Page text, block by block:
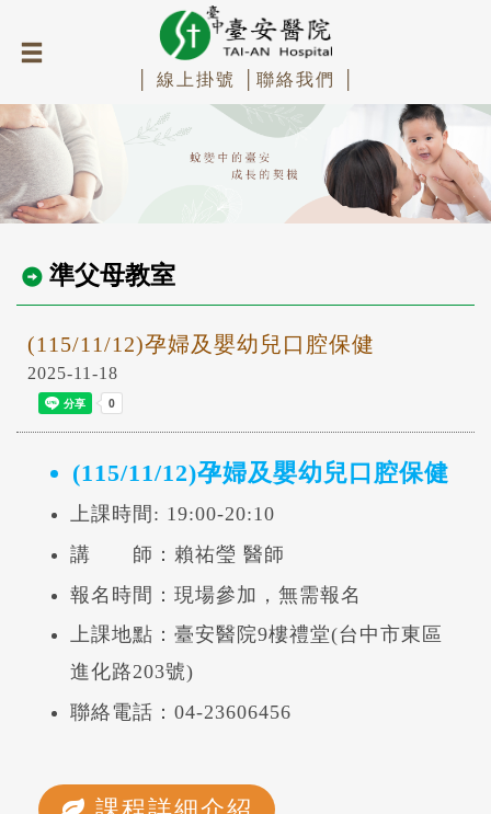
│ 線上掛號 │ 聯絡我們 │
準父母教室
(115/11/12)孕婦及嬰幼兒口腔保健
2025-11-18
(115/11/12)孕婦及嬰幼兒口腔保健
上課時間: 19:00-20:10
講 師：賴祐瑩 醫師
報名時間：現場參加，無需報名
上課地點：臺安醫院9樓禮堂(台中市東區
進化路203號)
聯絡電話：04-23606456